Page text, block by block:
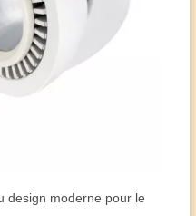
design moderne pour le